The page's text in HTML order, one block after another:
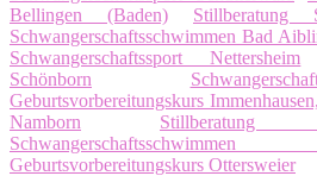
Bellingen (Baden)
Stillberatung
Schwangerschaftsschwimmen Bad
Schwangerschaftssport Nettersheim
Schönborn
Geburtsvorbereitungskurs
Namborn
Geburtsvorbereitungskurs Ottersweier